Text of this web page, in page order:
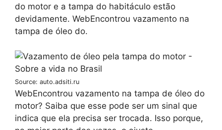
do motor e a tampa do habitáculo estão
devidamente. WebEncontrou vazamento na
tampa de óleo do.
Source: auto.adsiti.ru
WebEncontrou vazamento na tampa de óleo do
motor? Saiba que esse pode ser um sinal que
indica que ela precisa ser trocada. Isso porque,